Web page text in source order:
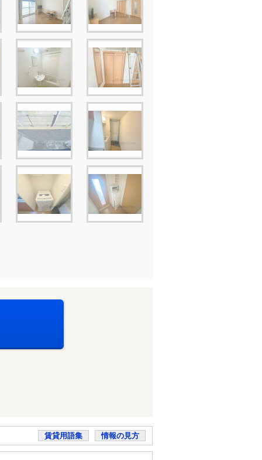
賃貸用語集 情報の見方